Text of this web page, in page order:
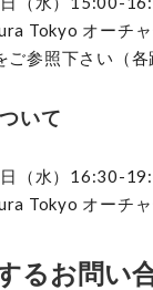
Tokyo オーチャ
ご参照下さい（
いて
（水）16:30-
Tokyo オーチャ
るお問い